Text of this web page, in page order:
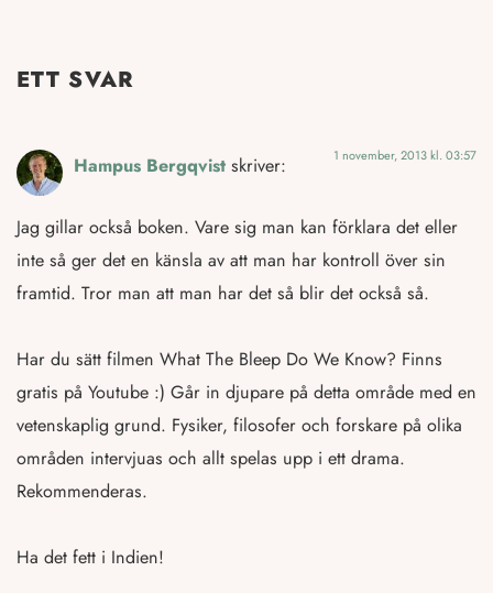
ETT SVAR
Hampus Bergqvist skriver: 1 november, 2013 kl. 03:57
Jag gillar också boken. Vare sig man kan förklara det eller
inte så ger det en känsla av att man har kontroll över sin
framtid. Tror man att man har det så blir det också så.
Har du sätt filmen What The Bleep Do We Know? Finns
gratis på Youtube :) Går in djupare på detta område med en
vetenskaplig grund. Fysiker, filosofer och forskare på olika
områden intervjuas och allt spelas upp i ett drama.
Rekommenderas.
Ha det fett i Indien!